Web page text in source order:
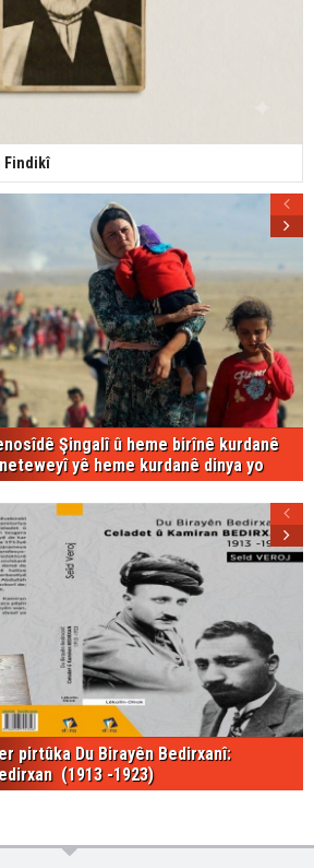
Findikî
Şingalî û heme birînê kurdanê
yê heme kurdanê dinya yo
pirtûka Du Birayên Bedirxanî:
(1913 -1923)